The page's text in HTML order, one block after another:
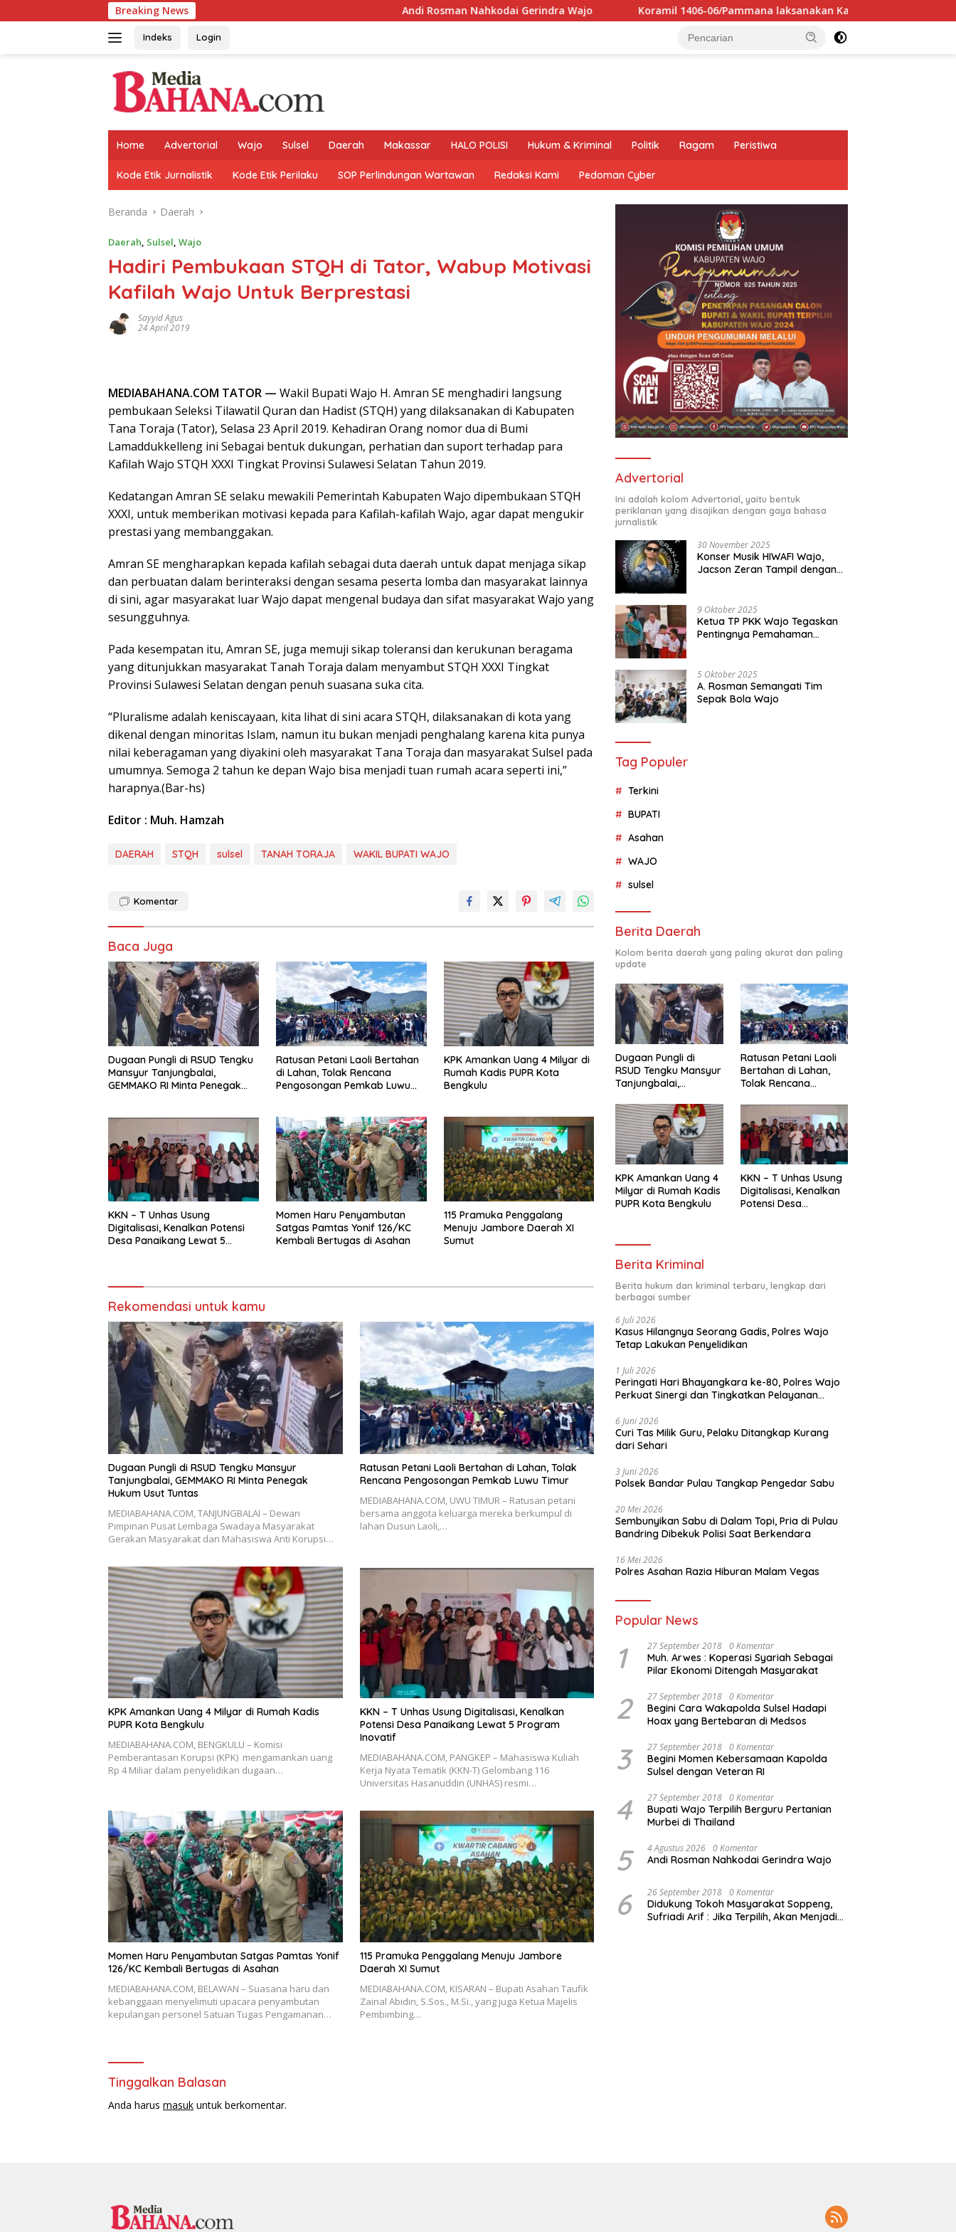
ke
Breaking News Andi Rosman Nahkodai Gerindra Wajo Koramil 1406-06/Pammana laksanakan Karya Bhakti bersama siswa SD 224
Indeks Login
Home Advertorial Wajo Sulsel Daerah Makassar HALO POLISI Hukum & Kriminal Politik Ragam Peristiwa
Kode Etik Jurnalistik Kode Etik Perilaku SOP Perlindungan Wartawan Redaksi Kami Pedoman Cyber
Beranda Daerah
Daerah, Sulsel, Wajo
Hadiri Pembukaan STQH di Tator, Wabup Motivasi
Kafilah Wajo Untuk Berprestasi
Sayyid Agus
24 April 2019
MEDIABAHANA.COM TATOR — Wakil Bupati Wajo H. Amran SE menghadiri langsung
pembukaan Seleksi Tilawatil Quran dan Hadist (STQH) yang dilaksanakan di Kabupaten
Tana Toraja (Tator), Selasa 23 April 2019. Kehadiran Orang nomor dua di Bumi
Lamaddukkelleng ini Sebagai bentuk dukungan, perhatian dan suport terhadap para
Kafilah Wajo STQH XXXI Tingkat Provinsi Sulawesi Selatan Tahun 2019.
Kedatangan Amran SE selaku mewakili Pemerintah Kabupaten Wajo dipembukaan STQH
XXXI, untuk memberikan motivasi kepada para Kafilah-kafilah Wajo, agar dapat mengukir
prestasi yang membanggakan.
Amran SE mengharapkan kepada kafilah sebagai duta daerah untuk dapat menjaga sikap
dan perbuatan dalam berinteraksi dengan sesama peserta lomba dan masyarakat lainnya
di sini, agar masyarakat luar Wajo dapat mengenal budaya dan sifat masyarakat Wajo yang
sesungguhnya.
Pada kesempatan itu, Amran SE, juga memuji sikap toleransi dan kerukunan beragama
yang ditunjukkan masyarakat Tanah Toraja dalam menyambut STQH XXXI Tingkat
Provinsi Sulawesi Selatan dengan penuh suasana suka cita.
“Pluralisme adalah keniscayaan, kita lihat di sini acara STQH, dilaksanakan di kota yang
dikenal dengan minoritas Islam, namun itu bukan menjadi penghalang karena kita punya
nilai keberagaman yang diyakini oleh masyarakat Tana Toraja dan masyarakat Sulsel pada
umumnya. Semoga 2 tahun ke depan Wajo bisa menjadi tuan rumah acara seperti ini,”
harapnya.(Bar-hs)
Editor : Muh. Hamzah
DAERAH STQH sulsel TANAH TORAJA WAKIL BUPATI WAJO
Komentar
Baca Juga
Dugaan Pungli di RSUD Tengku
Mansyur Tanjungbalai,
GEMMAKO RI Minta Penegak
Ratusan Petani Laoli Bertahan
di Lahan, Tolak Rencana
Pengosongan Pemkab Luwu
KPK Amankan Uang 4 Milyar di
Rumah Kadis PUPR Kota
Bengkulu
KKN – T Unhas Usung
Digitalisasi, Kenalkan Potensi
Desa Panaikang Lewat 5
Momen Haru Penyambutan
Satgas Pamtas Yonif 126/KC
Kembali Bertugas di Asahan
115 Pramuka Penggalang
Menuju Jambore Daerah XI
Sumut
Rekomendasi untuk kamu
Dugaan Pungli di RSUD Tengku Mansyur
Tanjungbalai, GEMMAKO RI Minta Penegak
Hukum Usut Tuntas
MEDIABAHANA.COM, TANJUNGBALAI – Dewan
Pimpinan Pusat Lembaga Swadaya Masyarakat
Gerakan Masyarakat dan Mahasiswa Anti Korupsi…
Ratusan Petani Laoli Bertahan di Lahan, Tolak
Rencana Pengosongan Pemkab Luwu Timur
MEDIABAHANA.COM, UWU TIMUR – Ratusan petani
bersama anggota keluarga mereka berkumpul di
lahan Dusun Laoli,…
KPK Amankan Uang 4 Milyar di Rumah Kadis
PUPR Kota Bengkulu
MEDIABAHANA.COM, BENGKULU – Komisi
Pemberantasan Korupsi (KPK) mengamankan uang
Rp 4 Miliar dalam penyelidikan dugaan…
KKN – T Unhas Usung Digitalisasi, Kenalkan
Potensi Desa Panaikang Lewat 5 Program
Inovatif
MEDIABAHANA.COM, PANGKEP – Mahasiswa Kuliah
Kerja Nyata Tematik (KKN-T) Gelombang 116
Universitas Hasanuddin (UNHAS) resmi…
Momen Haru Penyambutan Satgas Pamtas Yonif
126/KC Kembali Bertugas di Asahan
MEDIABAHANA.COM, BELAWAN – Suasana haru dan
kebanggaan menyelimuti upacara penyambutan
kepulangan personel Satuan Tugas Pengamanan…
115 Pramuka Penggalang Menuju Jambore
Daerah XI Sumut
MEDIABAHANA.COM, KISARAN – Bupati Asahan Taufik
Zainal Abidin, S.Sos., M.Si., yang juga Ketua Majelis
Pembimbing…
Tinggalkan Balasan
Anda harus masuk untuk berkomentar.
Advertorial
Ini adalah kolom Advertorial, yaitu bentuk
periklanan yang disajikan dengan gaya bahasa
jurnalistik
30 November 2025
Konser Musik HIWAFI Wajo,
Jacson Zeran Tampil dengan
9 Oktober 2025
Ketua TP PKK Wajo Tegaskan
Pentingnya Pemahaman
5 Oktober 2025
A. Rosman Semangati Tim
Sepak Bola Wajo
Tag Populer
Terkini
BUPATI
Asahan
WAJO
sulsel
Berita Daerah
Kolom berita daerah yang paling akurat dan paling
update
Dugaan Pungli di
RSUD Tengku Mansyur
Tanjungbalai,
Penegak Hukum Usut
Tuntas
Ratusan Petani Laoli
Bertahan di Lahan,
Tolak Rencana
Luwu Timur
KPK Amankan Uang 4
Milyar di Rumah Kadis
PUPR Kota Bengkulu
KKN – T Unhas Usung
Digitalisasi, Kenalkan
Potensi Desa
Berita Kriminal
Berita hukum dan kriminal terbaru, lengkap dari
berbagai sumber
6 Juli 2026
Kasus Hilangnya Seorang Gadis, Polres Wajo
Tetap Lakukan Penyelidikan
1 Juli 2026
Peringati Hari Bhayangkara ke-80, Polres Wajo
Perkuat Sinergi dan Tingkatkan Pelayanan
6 Juni 2026
Curi Tas Milik Guru, Pelaku Ditangkap Kurang
dari Sehari
3 Juni 2026
Polsek Bandar Pulau Tangkap Pengedar Sabu
20 Mei 2026
Sembunyikan Sabu di Dalam Topi, Pria di Pulau
Bandring Dibekuk Polisi Saat Berkendara
16 Mei 2026
Polres Asahan Razia Hiburan Malam Vegas
Popular News
1 27 September 2018 0 Komentar
Muh. Arwes : Koperasi Syariah Sebagai
Pilar Ekonomi Ditengah Masyarakat
2 27 September 2018 0 Komentar
Begini Cara Wakapolda Sulsel Hadapi
Hoax yang Bertebaran di Medsos
3 27 September 2018 0 Komentar
Begini Momen Kebersamaan Kapolda
Sulsel dengan Veteran RI
4 27 September 2018 0 Komentar
Bupati Wajo Terpilih Berguru Pertanian
Murbei di Thailand
5 4 Agustus 2026 0 Komentar
Andi Rosman Nahkodai Gerindra Wajo
6 26 September 2018 0 Komentar
Didukung Tokoh Masyarakat Soppeng,
Sufriadi Arif : Jika Terpilih, Akan Menjadi